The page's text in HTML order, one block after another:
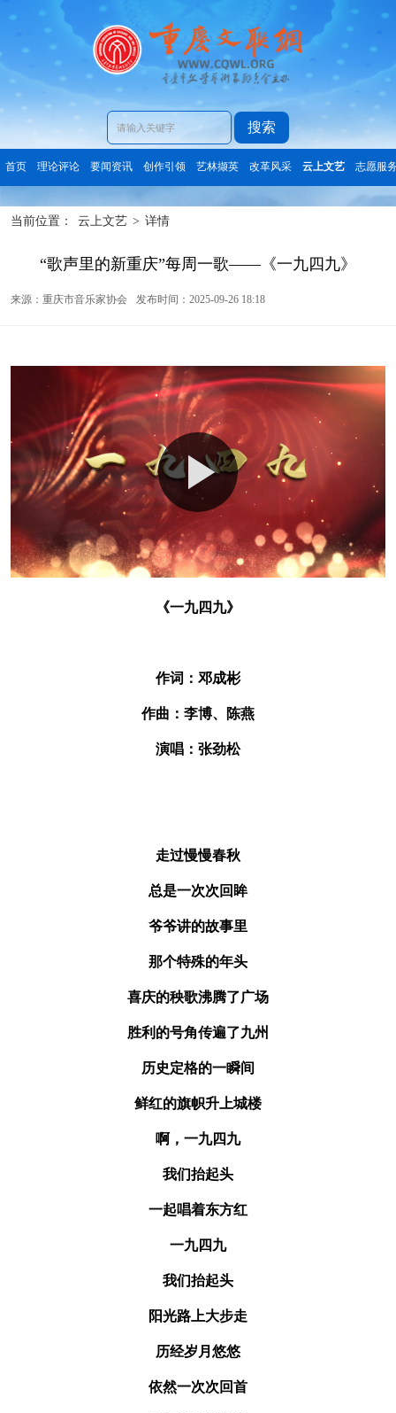
搜索
首页 理论评论 要闻资讯 创作引领 艺林撷英 改革风采 云上文艺 志愿服
当前位置： 云上文艺 > 详情
“歌声里的新重庆”每周一歌——《一九四九》
来源：重庆市音乐家协会 发布时间：2025-09-26 18:18
《一九四九》
作词：邓成彬
作曲：李博、陈燕
演唱：张劲松
走过慢慢春秋
总是一次次回眸
爷爷讲的故事里
那个特殊的年头
喜庆的秧歌沸腾了广场
胜利的号角传遍了九州
历史定格的一瞬间
鲜红的旗帜升上城楼
啊，一九四九
我们抬起头
一起唱着东方红
一九四九
我们抬起头
阳光路上大步走
历经岁月悠悠
依然一次次回首